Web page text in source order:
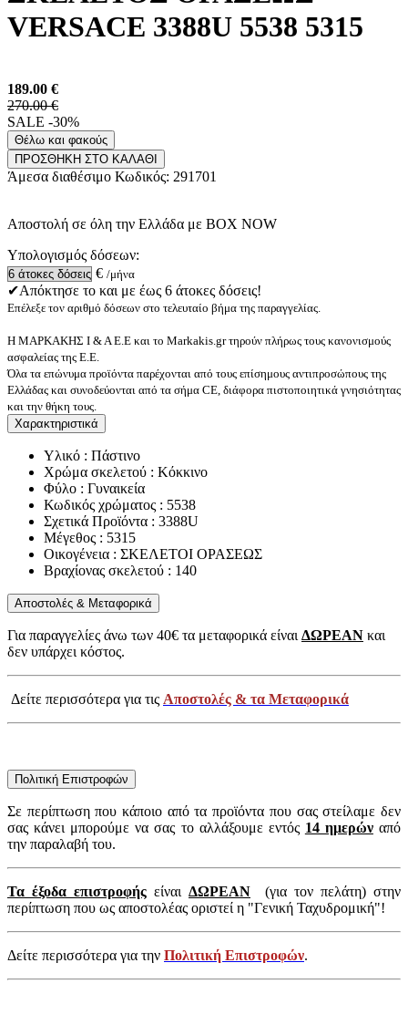
VERSACE 3388U 5538 5315
189.00 €
270.00 €
SALE -30%
Θέλω και φακούς
ΠΡΟΣΘΗΚΗ ΣΤΟ ΚΑΛΑΘΙ
Άμεσα διαθέσιμο Κωδικός: 291701
Αποστολή σε όλη την Ελλάδα με BOX NOW
Υπολογισμός δόσεων:
€ /μήνα
✔Απόκτησε το και με έως 6 άτοκες δόσεις!
Επέλεξε τον αριθμό δόσεων στο τελευταίο βήμα της παραγγελίας.
Η ΜΑΡΚΑΚΗΣ Ι & Α Ε.Ε και το Markakis.gr τηρούν πλήρως τους κανονισμούς
ασφαλείας της Ε.Ε.
Όλα τα επώνυμα προϊόντα παρέχονται από τους επίσημους αντιπροσώπους της
Ελλάδας και συνοδεύονται από τα σήμα CE, διάφορα πιστοποιητικά γνησιότητας
και την θήκη τους.
Χαρακτηριστικά
Υλικό : Πάστινο
Χρώμα σκελετού : Κόκκινο
Φύλο : Γυναικεία
Κωδικός χρώματος : 5538
Σχετικά Προϊόντα : 3388U
Μέγεθος : 5315
Οικογένεια : ΣΚΕΛΕΤΟΙ ΟΡΑΣΕΩΣ
Βραχίονας σκελετού : 140
Αποστολές & Μεταφορικά
Για παραγγελίες άνω των 40€ τα μεταφορικά είναιΔΩΡΕΑΝ και
δεν υπάρχει κόστος.
Δείτε περισσότερα για τις Αποστολές & τα Μεταφορικά
Πολιτική Επιστροφών
Σε περίπτωση που κάποιο από τα προϊόντα που σας στείλαμε δεν
σας κάνει μπορούμε να σας το αλλάξουμε εντός 14 ημερώναπό
την παραλαβή του.
Τα έξοδα επιστροφής είναι ΔΩΡΕΑΝ (για τον πελάτη) στην
περίπτωση που ως αποστολέας οριστεί η "Γενική Ταχυδρομική"!
Δείτε περισσότερα για την Πολιτική Επιστροφών.